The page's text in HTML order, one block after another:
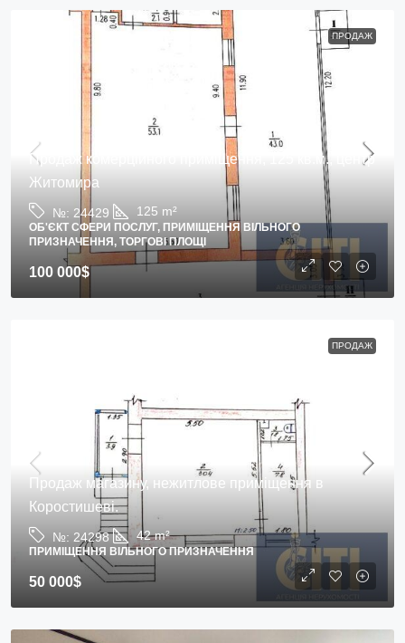
ПРОДАЖ
Продаж комерційного приміщення, 125 кв.м., центр
Житомира
№: 24429 125 m²
ОБ'ЄКТ СФЕРИ ПОСЛУГ, ПРИМІЩЕННЯ ВІЛЬНОГО
ПРИЗНАЧЕННЯ, ТОРГОВІ ПЛОЩІ
100 000$
ПРОДАЖ
Продаж магазину, нежитлове приміщення в
Коростишеві.
№: 24298 42 m²
ПРИМІЩЕННЯ ВІЛЬНОГО ПРИЗНАЧЕННЯ
50 000$